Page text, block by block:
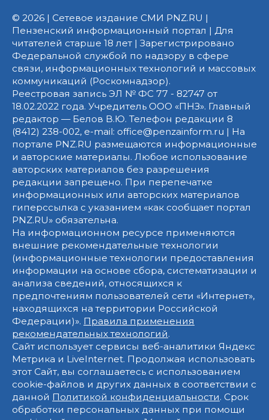
© 2026 | Сетевое издание СМИ PNZ.RU |
Пензенский информационный портал | Для
читателей старше 18 лет | Зарегистрировано
Федеральной службой по надзору в сфере
связи, информационных технологий и массовых
коммуникаций (Роскомнадзор).
Реестровая запись ЭЛ № ФС 77 - 82747 от
18.02.2022 года. Учредитель ООО «ПНЗ». Главный
редактор — Белов В.Ю. Телефон редакции 8
(8412) 238-002, e-mail: office@penzainform.ru | На
портале PNZ.RU размещаются информационные
и авторские материалы. Любое использование
авторских материалов без разрешения
редакции запрещено. При перепечатке
информационных или авторских материалов
гиперссылка с указанием «как сообщает портал
PNZ.RU» обязательна.
На информационном ресурсе применяются
внешние рекомендательные технологии
(информационные технологии предоставления
информации на основе сбора, систематизации и
анализа сведений, относящихся к
предпочтениям пользователей сети «Интернет»,
находящихся на территории Российской
Федерации)». Правила применения
рекомендательных технологий.
Сайт использует сервисы веб-аналитики Яндекс
Метрика и LiveInternet. Продолжая использовать
этот Сайт, вы соглашаетесь с использованием
cookie-файлов и других данных в соответствии с
данной Политикой конфиденциальности. Срок
обработки персональных данных при помощи